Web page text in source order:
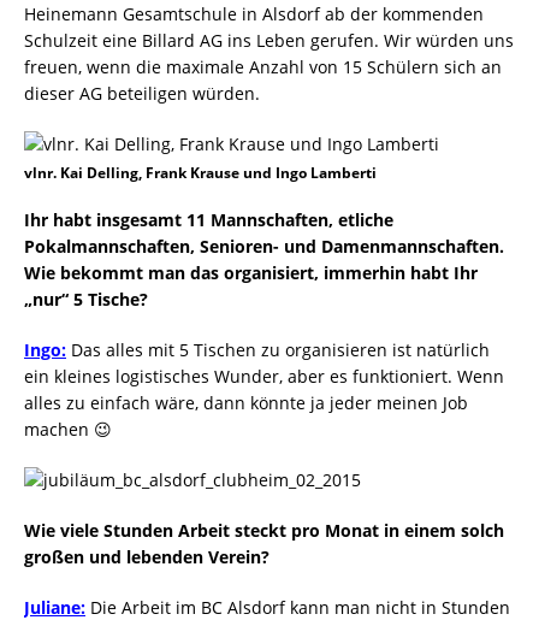
Heinemann Gesamtschule in Alsdorf ab der kommenden
Schulzeit eine Billard AG ins Leben gerufen. Wir würden uns
freuen, wenn die maximale Anzahl von 15 Schülern sich an
dieser AG beteiligen würden.
vlnr. Kai Delling, Frank Krause und Ingo Lamberti
Ihr habt insgesamt 11 Mannschaften, etliche
Pokalmannschaften, Senioren- und Damenmannschaften.
Wie bekommt man das organisiert, immerhin habt Ihr
„nur“ 5 Tische?
Ingo: Das alles mit 5 Tischen zu organisieren ist natürlich
ein kleines logistisches Wunder, aber es funktioniert. Wenn
alles zu einfach wäre, dann könnte ja jeder meinen Job
machen 😉
Wie viele Stunden Arbeit steckt pro Monat in einem solch
großen und lebenden Verein?
Juliane: Die Arbeit im BC Alsdorf kann man nicht in Stunden